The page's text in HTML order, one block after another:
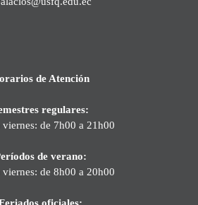
de Atención
regulares:
viernes: de 7h00 a 21h00
de verano:
viernes: de 8h00 a 20h00
oficiales: